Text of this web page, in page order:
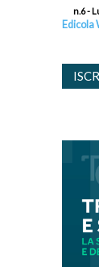
n.6 -
Edicola